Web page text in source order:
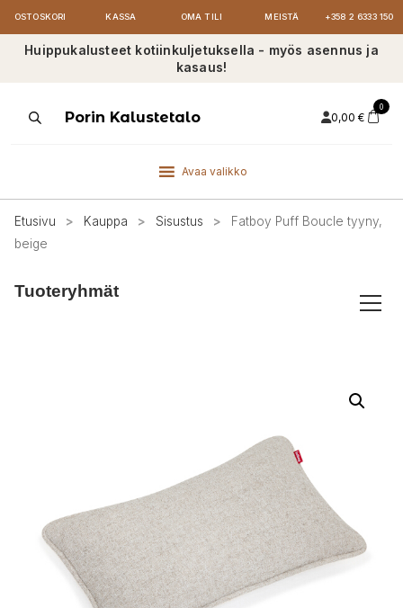
OSTOSKORI KASSA OMA TILI MEISTÄ +358 2 6333 150
Huippukalusteet kotiinkuljetuksella - myös asennus ja
kasaus!
ProductsPorin Kalustetalo 0,00 €
0
Avaa valikko
Etusivu > Kauppa > Sisustus >
Fatboy Puff Boucle tyyny,
beige
Tuoteryhmät